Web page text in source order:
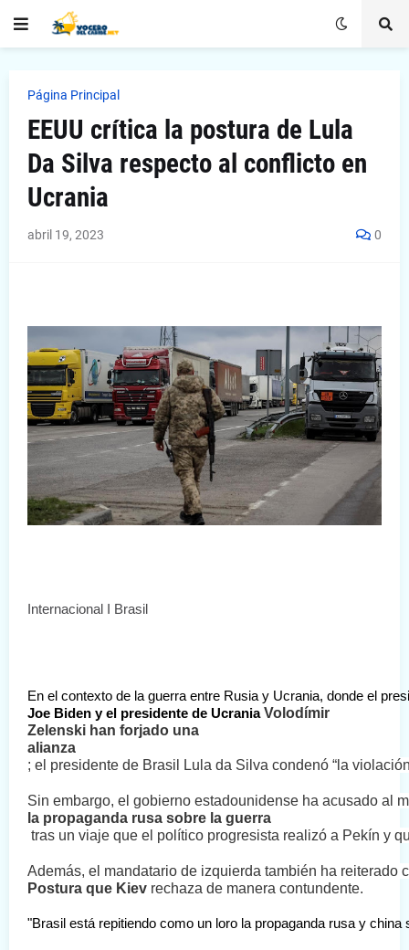
Página Principal
EEUU crítica la postura de Lula
Da Silva respecto al conflicto en
Ucrania
abril 19, 2023 0
Internacional I Brasil
En el contexto de la guerra entre Rusia y Ucrania, donde el
Joe Biden y el presidente de Ucrania Volodímir
Zelenski han forjado una
alianza
; el presidente de Brasil Lula da Silva condenó “la
Sin embargo, el gobierno estadounidense ha acusado al
la propaganda rusa sobre la guerra
tras un viaje que el político progresista realizó a Pekín y
Además, el mandatario de izquierda también ha
Postura que Kiev rechaza de manera contundente.
"Brasil está repitiendo como un loro la propaganda rusa y